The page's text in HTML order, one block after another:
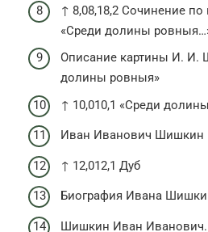
↑ 8,08,18,2 Сочинение
«Среди долины
Описание картины И. И.
долины ровныя»
↑ 10,010,1 «Среди
Иван Иванович Шишкин
↑ 12,012,1 Дуб
Биография Ивана
Шишкин Иван Иванович.